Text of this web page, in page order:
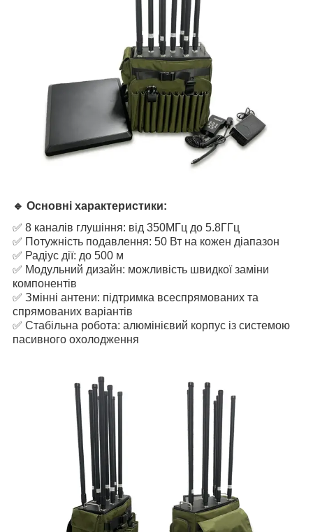
🔹 Основні характеристики:
✅ 8 каналів глушіння: від 350МГц до 5.8ГГц
✅ Потужність подавлення: 50 Вт на кожен діапазон
✅ Радіус дії: до 500 м
✅ Модульний дизайн: можливість швидкої заміни
компонентів
✅ Змінні антени: підтримка всеспрямованих та
спрямованих варіантів
✅ Стабільна робота: алюмінієвий корпус із системою
пасивного охолодження